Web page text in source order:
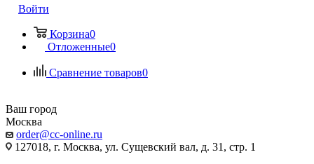
Войти
Корзина0
Отложенные0
Сравнение товаров0
Ваш город
Москва
order@cc-online.ru
127018, г. Москва, ул. Сущевский вал, д. 31, стр. 1